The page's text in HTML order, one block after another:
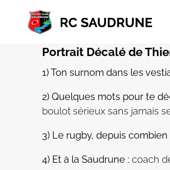
contenu
Portrait Décalé de
1) Ton surnom dans les
2) Quelques mots pour te
boulot sérieux sans jamais
3) Le rugby, depuis
4) Et à la Saudrune : coach